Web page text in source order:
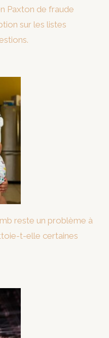
Paxton de fraude
sur les listes
reste un problème à
t-elle certaines